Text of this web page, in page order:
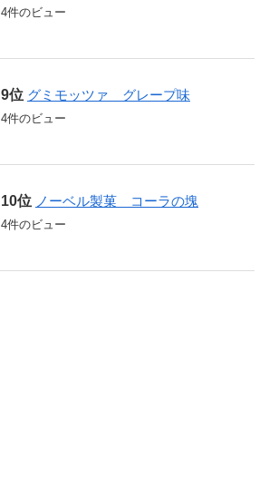
4件のビュー
グミモッツァ グレープ味
4件のビュー
ノーベル製菓 コーラの塊
4件のビュー